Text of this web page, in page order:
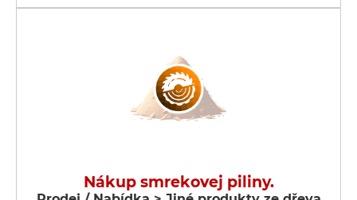
Nákup smrekovej piliny.